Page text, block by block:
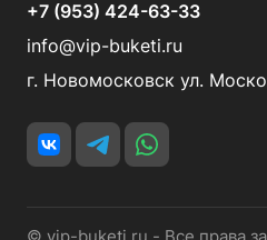
+7 (953) 424-63-33
info@vip-buketi.ru
г. Новомосковск ул.